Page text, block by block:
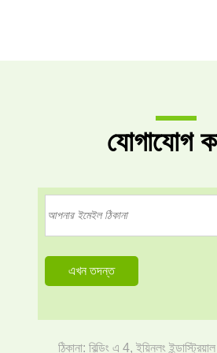
যোগাযোগ
ঠিকানা: বিল্ডিং এ 4, ইয়িনলং